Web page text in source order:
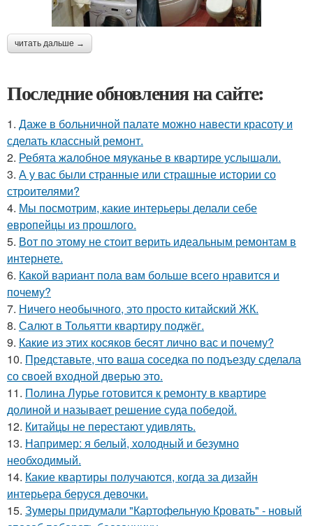
читать дальше →
Последние обновления на сайте:
1. Даже в больничной палате можно навести красоту и
сделать классный ремонт.
2. Ребята жалобное мяуканье в квартире услышали.
3. А у вас были странные или страшные истории со
строителями?
4. Мы посмотрим, какие интерьеры делали себе
европейцы из прошлого.
5. Вот по этому не стоит верить идеальным ремонтам в
интернете.
6. Какой вариант пола вам больше всего нравится и
почему?
7. Ничего необычного, это просто китайский ЖК.
8. Салют в Тольятти квартиру поджёг.
9. Какие из этих косяков бесят лично вас и почему?
10. Представьте, что ваша соседка по подъезду сделала
со своей входной дверью это.
11. Полина Лурье готовится к ремонту в квартире
долиной и называет решение суда победой.
12. Китайцы не перестают удивлять.
13. Например: я белый, холодный и безумно
необходимый.
14. Какие квартиры получаются, когда за дизайн
интерьера беруся девочки.
15. Зумеры придумали "Картофельную Кровать" - новый